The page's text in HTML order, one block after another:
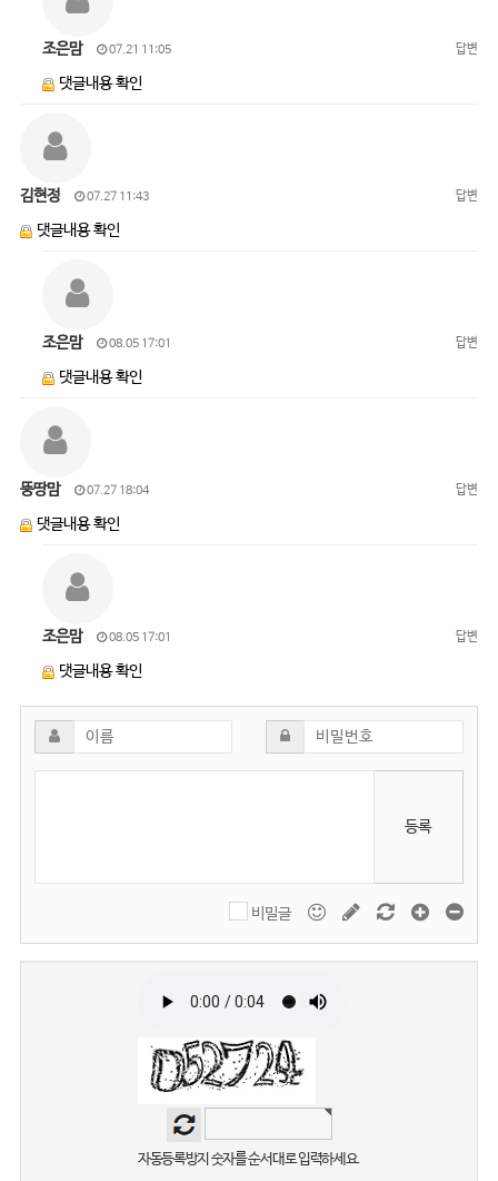
조은맘 07.21 11:05 답변
댓글내용 확인
김현정 07.27 11:43 답변
댓글내용 확인
조은맘 08.05 17:01 답변
댓글내용 확인
뚱땅맘 07.27 18:04 답변
댓글내용 확인
조은맘 08.05 17:01 답변
댓글내용 확인
등록
비밀글
자동등록방지 숫자를 순서대로 입력하세요.